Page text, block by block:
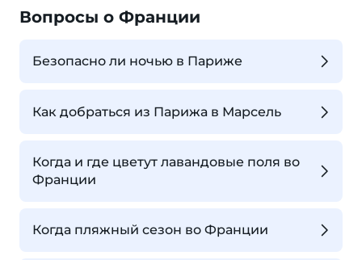
Вопросы о Франции
Безопасно ли ночью в Париже
Как добраться из Парижа в Марсель
Когда и где цветут лавандовые поля во
Франции
Когда пляжный сезон во Франции